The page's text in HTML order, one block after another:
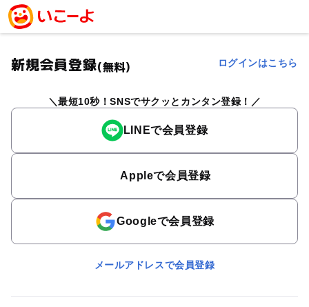
新規会員登録(無料) ログインはこちら
最短10秒！SNSでサクッとカンタン登録！
LINEで会員登録
Appleで会員登録
Googleで会員登録
メールアドレスで会員登録